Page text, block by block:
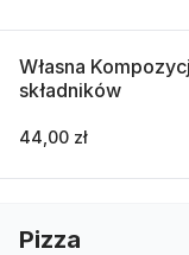
Własna
składników
44,00 zł
Pizza